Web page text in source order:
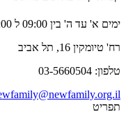
ימים א' עד ה' בין 09:00 ל 17:00
רח' טיומקין 16, תל אביב
טלפון: 03-5660504
תפריט